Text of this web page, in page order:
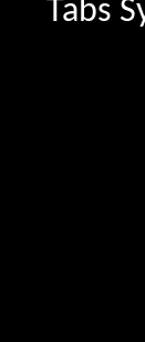
Tabs